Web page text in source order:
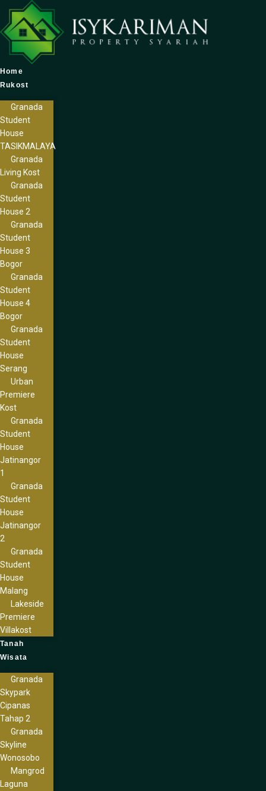
Home
Rukost
Granada
Student
House
TASIKMALAYA
Granada
Living Kost
Granada
Student
House 2
Granada
Student
House 3
Bogor
Granada
Student
House 4
Bogor
Granada
Student
House
Serang
Urban
Premiere
Kost
Granada
Student
House
Jatinangor
1
Granada
Student
House
Jatinangor
2
Granada
Student
House
Malang
Lakeside
Premiere
Villakost
Tanah
Wisata
Granada
Skypark
Cipanas
Tahap 2
Granada
Skyline
Wonosobo
Mangrod
Laguna